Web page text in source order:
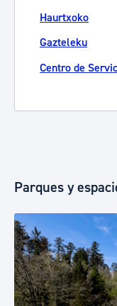
Haurtxoko
Gazteleku
Centro de
Parques y